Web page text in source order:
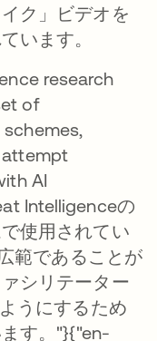
ク」ビデオを
います。
research
of
attempt
AI
Intelligenceの
使用されてい
範であることが
シリテーター
うにするため
す。"}{"en-